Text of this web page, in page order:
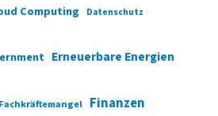
Computing Datenschutz
Erneuerbare Energien
Fachkräftemangel Finanzen